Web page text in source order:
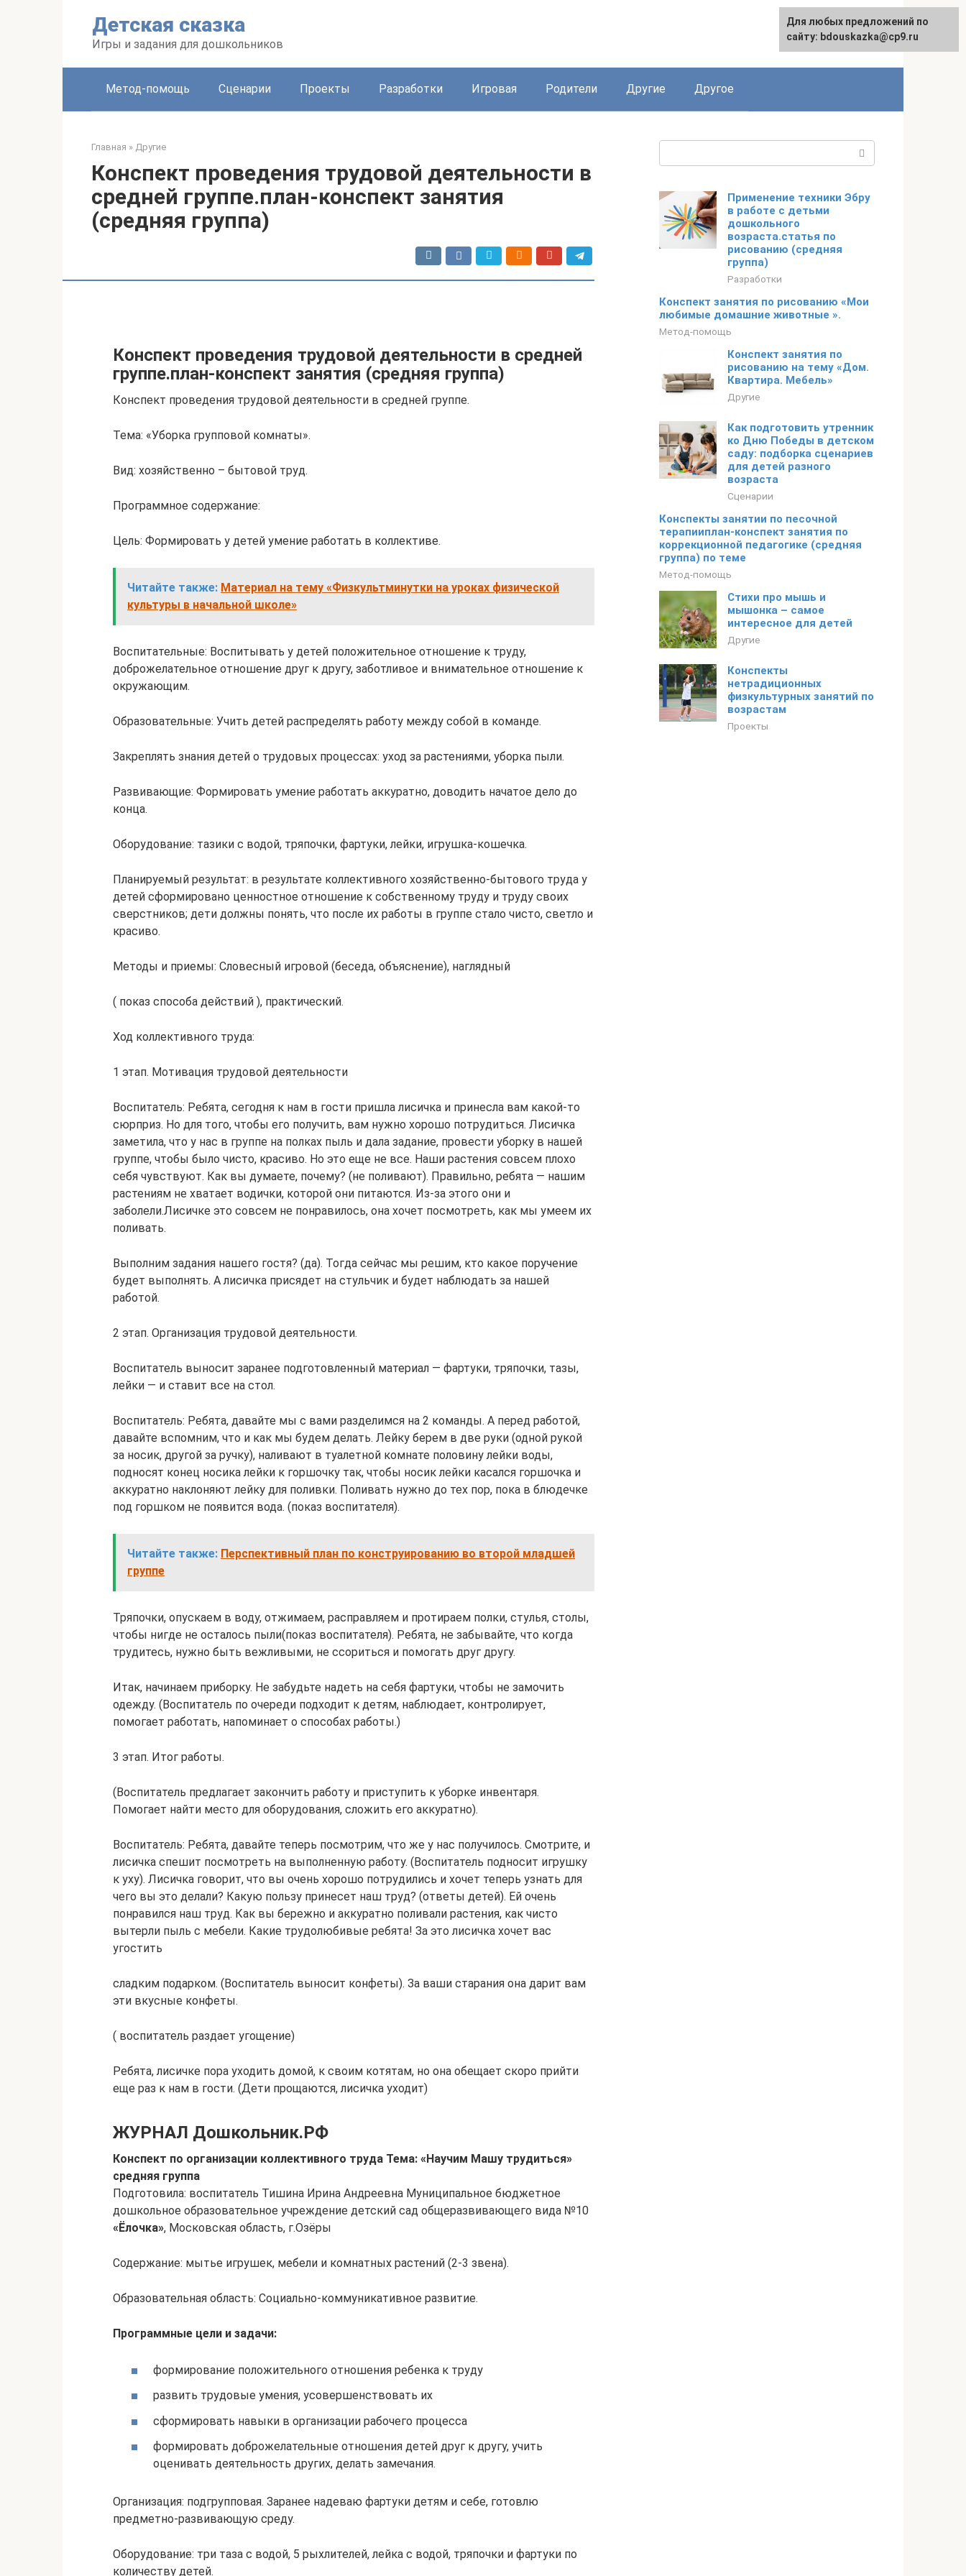
Детская сказка
Игры и задания для дошкольников
Метод-помощь Сценарии Проекты Разработки Игровая Родители Другие Другое
Главная » Другие
Конспект проведения трудовой деятельности в
средней группе.план-конспект занятия
(средняя группа)
Конспект проведения трудовой деятельности в средней
группе.план-конспект занятия (средняя группа)
Конспект проведения трудовой деятельности в средней группе.
Тема: «Уборка групповой комнаты».
Вид: хозяйственно – бытовой труд.
Программное содержание:
Цель: Формировать у детей умение работать в коллективе.
Читайте также: Материал на тему «Физкультминутки на уроках физической
культуры в начальной школе»
Воспитательные: Воспитывать у детей положительное отношение к труду,
доброжелательное отношение друг к другу, заботливое и внимательное отношение к
окружающим.
Образовательные: Учить детей распределять работу между собой в команде.
Закреплять знания детей о трудовых процессах: уход за растениями, уборка пыли.
Развивающие: Формировать умение работать аккуратно, доводить начатое дело до
конца.
Оборудование: тазики с водой, тряпочки, фартуки, лейки, игрушка-кошечка.
Планируемый результат: в результате коллективного хозяйственно-бытового труда у
детей сформировано ценностное отношение к собственному труду и труду своих
сверстников; дети должны понять, что после их работы в группе стало чисто, светло и
красиво.
Методы и приемы: Словесный игровой (беседа, объяснение), наглядный
( показ способа действий ), практический.
Ход коллективного труда:
1 этап. Мотивация трудовой деятельности
Воспитатель: Ребята, сегодня к нам в гости пришла лисичка и принесла вам какой-то
сюрприз. Но для того, чтобы его получить, вам нужно хорошо потрудиться. Лисичка
заметила, что у нас в группе на полках пыль и дала задание, провести уборку в нашей
группе, чтобы было чисто, красиво. Но это еще не все. Наши растения совсем плохо
себя чувствуют. Как вы думаете, почему? (не поливают). Правильно, ребята — нашим
растениям не хватает водички, которой они питаются. Из-за этого они и
заболели.Лисичке это совсем не понравилось, она хочет посмотреть, как мы умеем их
поливать.
Выполним задания нашего гостя? (да). Тогда сейчас мы решим, кто какое поручение
будет выполнять. А лисичка присядет на стульчик и будет наблюдать за нашей
работой.
2 этап. Организация трудовой деятельности.
Воспитатель выносит заранее подготовленный материал — фартуки, тряпочки, тазы,
лейки — и ставит все на стол.
Воспитатель: Ребята, давайте мы с вами разделимся на 2 команды. А перед работой,
давайте вспомним, что и как мы будем делать. Лейку берем в две руки (одной рукой
за носик, другой за ручку), наливают в туалетной комнате половину лейки воды,
подносят конец носика лейки к горшочку так, чтобы носик лейки касался горшочка и
аккуратно наклоняют лейку для поливки. Поливать нужно до тех пор, пока в блюдечке
под горшком не появится вода. (показ воспитателя).
Читайте также: Перспективный план по конструированию во второй младшей
группе
Тряпочки, опускаем в воду, отжимаем, расправляем и протираем полки, стулья, столы,
чтобы нигде не осталось пыли(показ воспитателя). Ребята, не забывайте, что когда
трудитесь, нужно быть вежливыми, не ссориться и помогать друг другу.
Итак, начинаем приборку. Не забудьте надеть на себя фартуки, чтобы не замочить
одежду. (Воспитатель по очереди подходит к детям, наблюдает, контролирует,
помогает работать, напоминает о способах работы.)
3 этап. Итог работы.
(Воспитатель предлагает закончить работу и приступить к уборке инвентаря.
Помогает найти место для оборудования, сложить его аккуратно).
Воспитатель: Ребята, давайте теперь посмотрим, что же у нас получилось. Смотрите, и
лисичка спешит посмотреть на выполненную работу. (Воспитатель подносит игрушку
к уху). Лисичка говорит, что вы очень хорошо потрудились и хочет теперь узнать для
чего вы это делали? Какую пользу принесет наш труд? (ответы детей). Ей очень
понравился наш труд. Как вы бережно и аккуратно поливали растения, как чисто
вытерли пыль с мебели. Какие трудолюбивые ребята! За это лисичка хочет вас
угостить
сладким подарком. (Воспитатель выносит конфеты). За ваши старания она дарит вам
эти вкусные конфеты.
( воспитатель раздает угощение)
Ребята, лисичке пора уходить домой, к своим котятам, но она обещает скоро прийти
еще раз к нам в гости. (Дети прощаются, лисичка уходит)
ЖУРНАЛ Дошкольник.РФ
Конспект по организации коллективного труда Тема: «Научим Машу трудиться»
средняя группа
Подготовила: воспитатель Тишина Ирина Андреевна Муниципальное бюджетное
дошкольное образовательное учреждение детский сад общеразвивающего вида №10
«Ёлочка», Московская область, г.Озёры
Содержание: мытье игрушек, мебели и комнатных растений (2-3 звена).
Образовательная область: Социально-коммуникативное развитие.
Программные цели и задачи:
формирование положительного отношения ребенка к труду
развить трудовые умения, усовершенствовать их
сформировать навыки в организации рабочего процесса
формировать доброжелательные отношения детей друг к другу, учить
оценивать деятельность других, делать замечания.
Организация: подгрупповая. Заранее надеваю фартуки детям и себе, готовлю
предметно-развивающую среду.
Оборудование: три таза с водой, 5 рыхлителей, лейка с водой, тряпочки и фартуки по
количеству детей.
Применение техники Эбру
в работе с детьми
дошкольного
возраста.статья по
рисованию (средняя
группа)
Разработки
Конспект занятия по рисованию «Мои
любимые домашние животные ».
Метод-помощь
Конспект занятия по
рисованию на тему «Дом.
Квартира. Мебель»
Другие
Как подготовить утренник
ко Дню Победы в детском
саду: подборка сценариев
для детей разного
возраста
Сценарии
Конспекты занятии по песочной
терапииплан-конспект занятия по
коррекционной педагогике (средняя
группа) по теме
Метод-помощь
Стихи про мышь и
мышонка – самое
интересное для детей
Другие
Конспекты
нетрадиционных
физкультурных занятий по
возрастам
Проекты
Для любых предложений по
сайту: bdouskazka@cp9.ru